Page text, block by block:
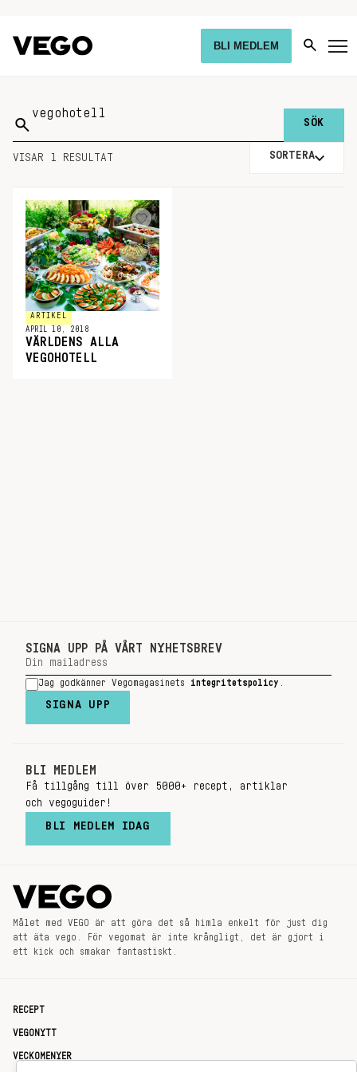
BLI MEDLEM
Sök
på:
VISAR 1 RESULTAT SORTERA
ARTIKEL
APRIL 10, 2018
VÄRLDENS ALLA
VEGOHOTELL
SIGNA UPP PÅ VÅRT NYHETSBREV
Jag godkänner Vegomagasinets integritetspolicy
SIGNA UPP
BLI MEDLEM
Få tillgång till över 5000+ recept, artiklar
och vegoguider!
BLI MEDLEM IDAG
Målet med VEGO är att göra det så himla enkelt för just dig
att äta vego. För vegomat är inte krångligt, det är gjort i
ett kick och smakar fantastiskt.
RECEPT
VEGONYTT
VECKOMENYER